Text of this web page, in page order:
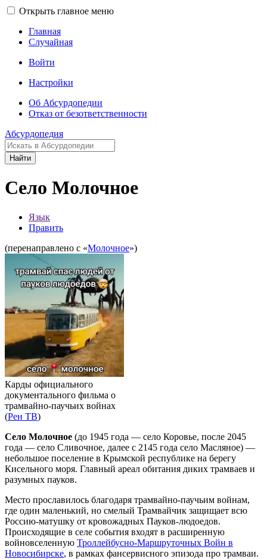
Открыть главное меню
Главная
Случайная
Войти
Настройки
Об Абсурдопедии
Отказ от безответственности
Абсурдопедия
Найти
Село Молочное
Язык
Править
(перенаправлено с «Молочное»)
Карды официального
документального фильма о
трамвайно-паучьих войнах
(Рен ТВ)
Село Молочное (до 1945 года — село Коровье, после 2045
года — село Сливочное, далее с 2145 года село Масляное) —
небольшое поселение в Крымской республике на берегу
Кисельного моря. Главный ареал обитания диких трамваев и
разумных пауков.
Место прославилось благодаря трамвайно-паучьим войнам,
где один маленький, но смелый Трамвайчик защищает всю
Россию-матушку от кровожадных Пауков-людоедов.
Происходящие в селе события входят в расширенную
войновселенную Троллейбусно-Маршруточных Войн в
Новосибирске, в рамках фансервисного эпизода про трамваи.